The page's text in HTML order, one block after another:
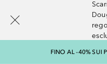
FINO AL -40% SUI